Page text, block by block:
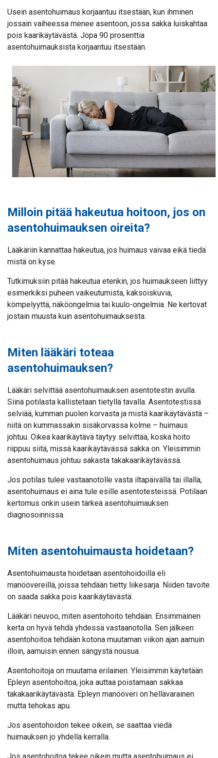
Usein asentohuimaus korjaantuu itsestään, kun ihminen
jossain vaiheessa menee asentoon, jossa sakka luiskahtaa
pois kaarikäytävästä. Jopa 90 prosenttia
asentohuimauksista korjaantuu itsestään.
Milloin pitää hakeutua hoitoon, jos on
asentohuimauksen oireita?
Lääkäriin kannattaa hakeutua, jos huimaus vaivaa eikä tiedä
mistä on kyse.
Tutkimuksiin pitää hakeutua etenkin, jos huimaukseen liittyy
esimerkiksi puheen vaikeutumista, kaksoiskuvia,
kömpelyyttä, näköongelmia tai kuulo-ongelmia. Ne kertovat
jostain muusta kuin asentohuimauksesta.
Miten lääkäri toteaa
asentohuimauksen?
Lääkäri selvittää asentohuimauksen asentotestin avulla.
Siinä potilasta kallistetaan tietyllä tavalla. Asentotestissä
selviää, kumman puolen korvasta ja mistä kaarikäytävästä –
niitä on kummassakin sisäkorvassa kolme – huimaus
johtuu. Oikea kaarikäytävä täytyy selvittää, koska hoito
riippuu siitä, missä kaarikäytävässä sakka on. Yleisimmin
asentohuimaus johtuu sakasta takakaarikäytävässä.
Jos potilas tulee vastaanotolle vasta iltapäivällä tai illalla,
asentohuimaus ei aina tule esille asentotesteissä. Potilaan
kertomus onkin usein tärkeä asentohuimauksen
diagnosoinnissa.
Miten asentohuimausta hoidetaan?
Asentohuimausta hoidetaan asentohoidoilla eli
manöövereillä, joissa tehdään tietty liikesarja. Niiden tavoite
on saada sakka pois kaarikäytävästä.
Lääkäri neuvoo, miten asentohoito tehdään. Ensimmäinen
kerta on hyvä tehdä yhdessä vastaanotolla. Sen jälkeen
asentohoitoa tehdään kotona muutaman viikon ajan aamuin
illoin, aamuisin ennen sängystä nousua.
Asentohoitoja on muutama erilainen. Yleisimmin käytetään
Epleyn asentohoitoa, joka auttaa poistamaan sakkaa
takakaarikäytävästä. Epleyn manööveri on hellävarainen
mutta tehokas apu.
Jos asentohoidon tekee oikein, se saattaa viedä
huimauksen jo yhdellä kerralla.